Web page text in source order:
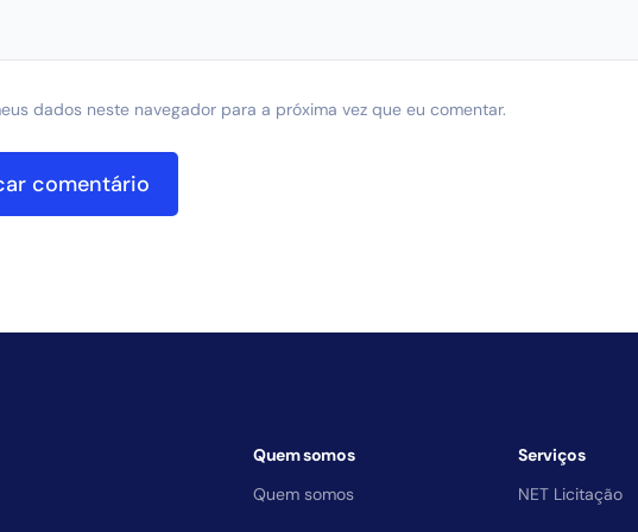
dados neste navegador para a próxima vez que eu comentar.
Quem somos
Quem somos
Serviços
NET Licitação